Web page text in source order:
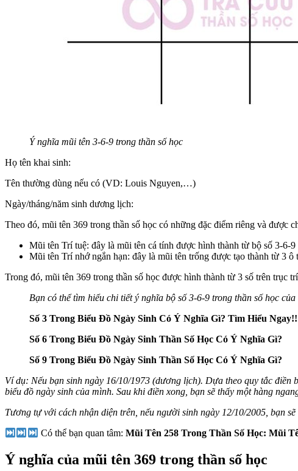
Ý nghĩa mũi tên 3-6-9 trong thần số học
Họ tên khai sinh:
Tên thường dùng nếu có (VD: Louis Nguyen,…)
Ngày/tháng/năm sinh dương lịch:
Theo đó, mũi tên 369 trong thần số học có những đặc điểm riêng và được
Mũi tên Trí tuệ: đây là mũi tên cá tính được hình thành từ bộ số 3-6-
Mũi tên Trí nhớ ngắn hạn: đây là mũi tên trống được tạo thành từ 3
Trong đó, mũi tên 369 trong thần số học được hình thành từ 3 số trên trục
Bạn có thể tìm hiểu chi tiết ý nghĩa bộ số 3-6-9 trong thần số học
Số 3 Trong Biểu Đồ Ngày Sinh Có Ý Nghĩa Gì? Tìm Hiểu
Số 6 Trong Biểu Đồ Ngày Sinh Thần Số Học Có Ý Nghĩa Gì?
Số 9 Trong Biểu Đồ Ngày Sinh Thần Số Học Có Ý Nghĩa Gì?
Ví dụ: Nếu bạn sinh ngày 16/10/1973 (dương lịch). Dựa theo quy tắc điền
biểu đồ ngày sinh của mình. Sau khi điền xong, bạn sẽ thấy một hàng
Tương tự với cách nhận diện trên, nếu người sinh ngày 12/10/2005, bạn
Có thể bạn quan tâm: Mũi Tên 258 Trong Thần Số Học: Mũi
Ý nghĩa của mũi tên 369 trong thần số học